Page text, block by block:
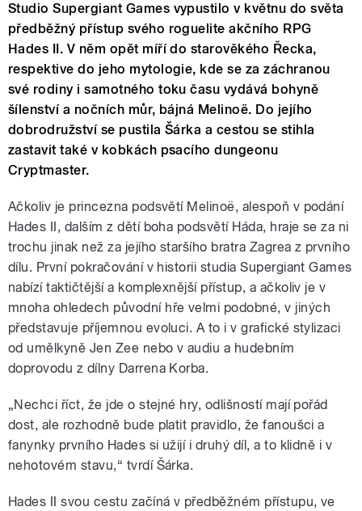
Studio Supergiant Games vypustilo v květnu do světa
předběžný přístup svého roguelite akčního RPG
Hades II. V něm opět míří do starověkého Řecka,
respektive do jeho mytologie, kde se za záchranou
své rodiny i samotného toku času vydává bohyně
šílenství a nočních můr, bájná Melinoë. Do jejího
dobrodružství se pustila Šárka a cestou se stihla
zastavit také v kobkách psacího dungeonu
Cryptmaster.
Ačkoliv je princezna podsvětí Melinoë, alespoň v podání
Hades II, dalším z dětí boha podsvětí Háda, hraje se za ni
trochu jinak než za jejího staršího bratra Zagrea z prvního
dílu. První pokračování v historii studia Supergiant Games
nabízí taktičtější a komplexnější přístup, a ačkoliv je v
mnoha ohledech původní hře velmi podobné, v jiných
představuje příjemnou evoluci. A to i v grafické stylizaci
od umělkyně Jen Zee nebo v audiu a hudebním
doprovodu z dílny Darrena Korba.
„Nechci říct, že jde o stejné hry, odlišností mají pořád
dost, ale rozhodně bude platit pravidlo, že fanoušci a
fanynky prvního Hades si užijí i druhý díl, a to klidně i v
nehotovém stavu,“ tvrdí Šárka.
Hades II svou cestu začíná v předběžném přístupu, ve